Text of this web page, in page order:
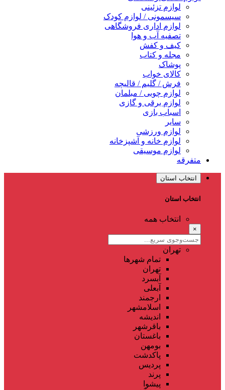
لوازم تزئینی
سیسمونی / لوازم کودک
لوازم اداری فروشگاهی
تصفیه آب و هوا
کیف و کفش
مجله و کتاب
پوشاک
کالای خواب
فرش / گلیم / قالیچه
لوازم چوبی / مبلمان
لوازم برقی و گازی
اسباب بازی
سایر
لوازم ورزشی
لوازم خانه و آشپزخانه
لوازم موسیقی
متفرقه
انتخاب استان
انتخاب استان
انتخاب همه
×
تهران
تمام شهر‌ها
تهران
آبسرد
آبعلی
ارجمند
اسلامشهر
اندیشه
باقرشهر
باغستان
بومهن
پاکدشت
پردیس
پرند
پیشوا